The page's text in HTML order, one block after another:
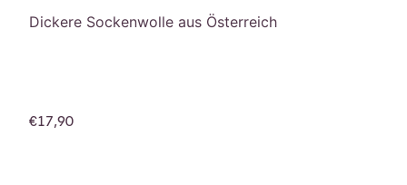
Dickere Sockenwolle aus Österreich
€17,90